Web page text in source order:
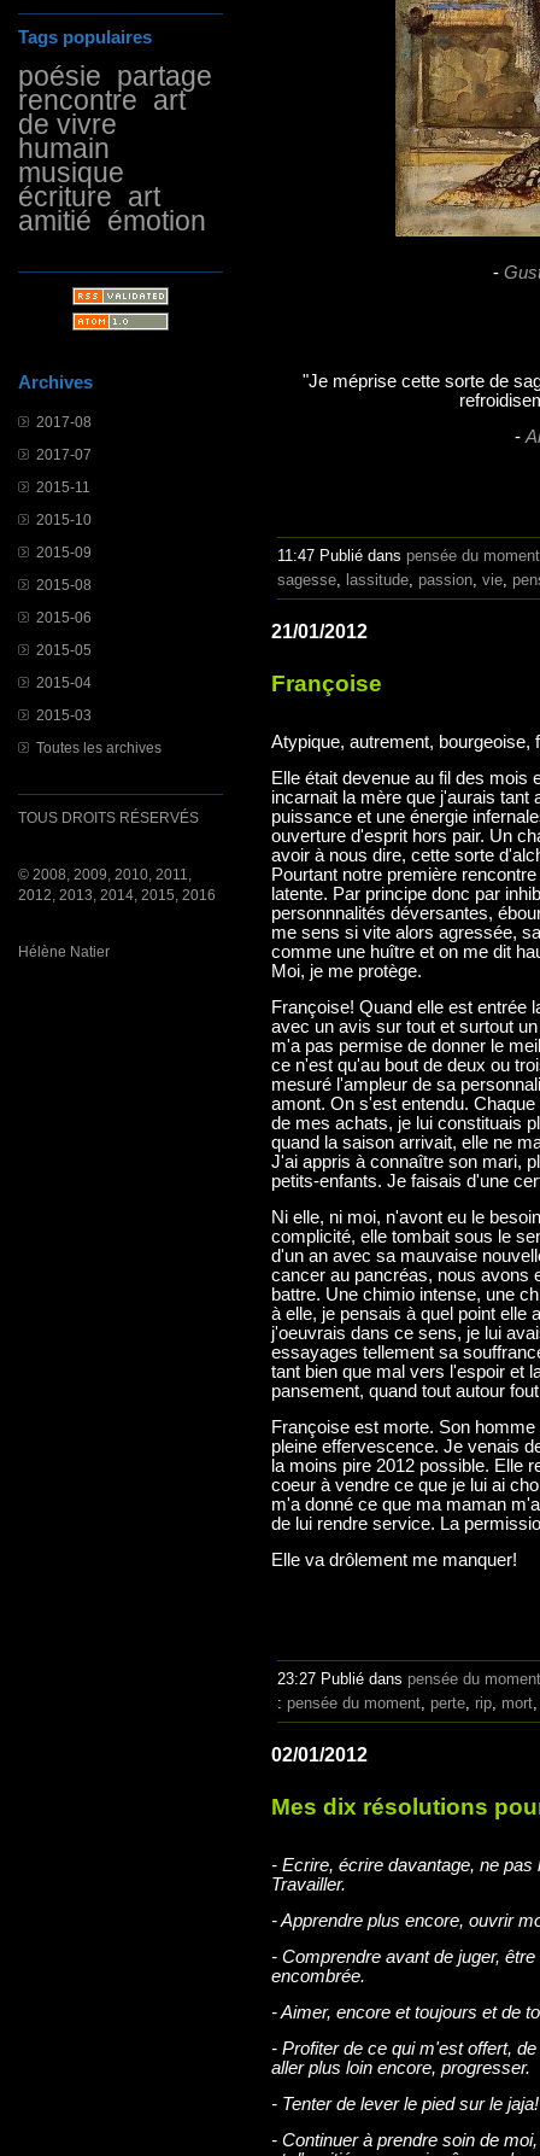
Tags populaires
poésie partage
rencontre art
de vivre
humain
musique
écriture art
amitié émotion
Archives
2017-08
2017-07
2015-11
2015-10
2015-09
2015-08
2015-06
2015-05
2015-04
2015-03
Toutes les archives
TOUS DROITS RÉSERVÉS
© 2008, 2009, 2010, 2011,
2012, 2013, 2014, 2015, 2016
Hélène Natier
-
"Je méprise cette sorte de
-
11:47 Publié dans pensée du moment
sagesse
lassitude passion vie
21/01/2012
Françoise
Atypique, autrement, bourgeoise,
Elle était devenue au fil des mois
incarnait la mère que j'aurais
puissance et une énergie
ouverture d'esprit hors pair. Un
avoir à nous dire, cette sorte
Pourtant notre première
latente. Par principe donc par
personnnalités déversantes,
me sens si vite alors agressée,
comme une huître et on me dit
Moi, je me protège.
Françoise! Quand elle est entrée
avec un avis sur tout et surtout
m'a pas permise de donner le
ce n'est qu'au bout de deux ou
mesuré l'ampleur de sa
amont. On s'est entendu.
de mes achats, je lui constituais
quand la saison arrivait, elle ne
J'ai appris à connaître son mari,
petits-enfants. Je faisais d'une
Ni elle, ni moi, n'avont eu le
complicité, elle tombait sous le
d'un an avec sa mauvaise
cancer au pancréas, nous avons
battre. Une chimio intense, une
à elle, je pensais à quel point elle
j'oeuvrais dans ce sens, je lui
essayages tellement sa
tant bien que mal vers l'espoir et
pansement, quand tout autour
Françoise est morte. Son
pleine effervescence. Je venais
la moins pire 2012 possible. Elle
coeur à vendre ce que je lui ai
m'a donné ce que ma maman
de lui rendre service. La
Elle va drôlement me manquer!
23:27 Publié dans pensée du moment
: pensée du moment perte rip mort
02/01/2012
Mes dix résolutions
- Ecrire, écrire davantage, ne
Travailler.
- Apprendre plus encore, ouvrir
- Comprendre avant de juger,
encombrée.
- Aimer, encore et toujours et de
- Profiter de ce qui m'est offert,
aller plus loin encore, progresser.
- Tenter de lever le pied sur le jaja!
- Continuer à prendre soin de